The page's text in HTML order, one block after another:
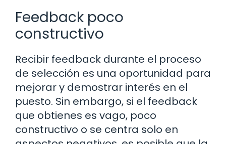
Feedback poco
constructivo
Recibir feedback durante el proceso
de selección es una oportunidad para
mejorar y demostrar interés en el
puesto. Sin embargo, si el feedback
que obtienes es vago, poco
constructivo o se centra solo en